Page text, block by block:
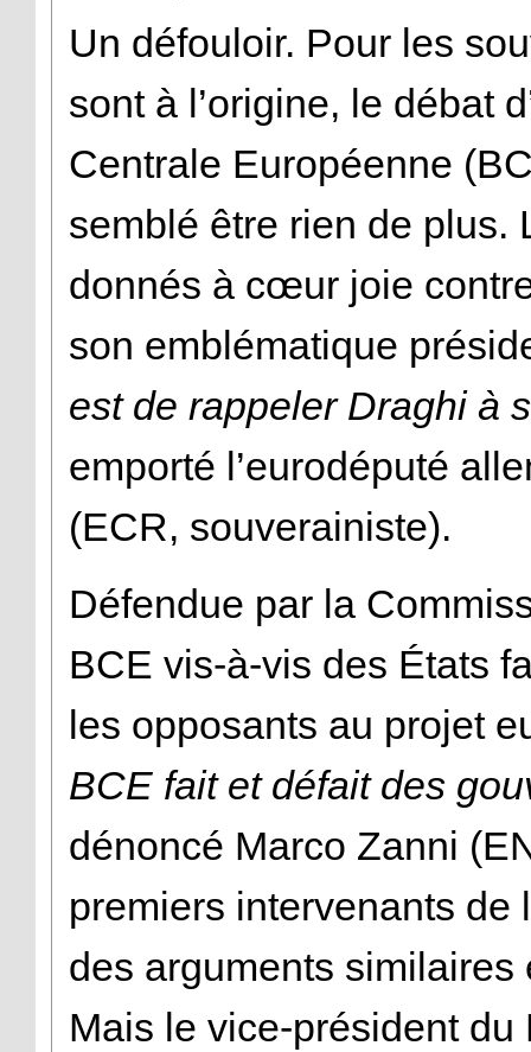
Un défouloir. Pour les
sont à l’origine, le débat
Centrale Européenne
semblé être rien de plus.
donnés à cœur joie
son emblématique
est de rappeler Draghi à
emporté l’eurodéputé
(ECR, souverainiste).
Défendue par la
BCE vis-à-vis des États
les opposants au projet
BCE fait et défait des
dénoncé Marco Zanni
premiers intervenants
des arguments
Mais le vice-président